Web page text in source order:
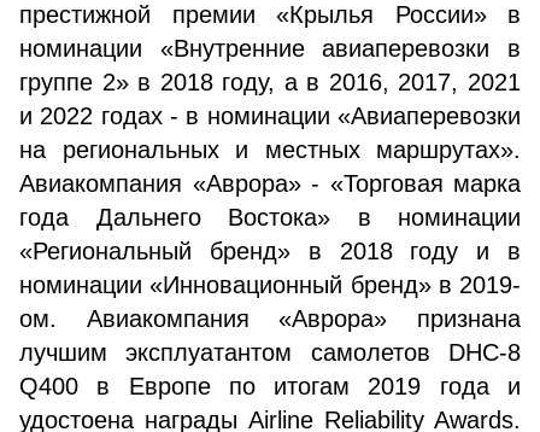
престижной премии «Крылья России» в
номинации «Внутренние авиаперевозки в
группе 2» в 2018 году, а в 2016, 2017, 2021
и 2022 годах - в номинации «Авиаперевозки
на региональных и местных маршрутах».
Авиакомпания «Аврора» - «Торговая марка
года Дальнего Востока» в номинации
«Региональный бренд» в 2018 году и в
номинации «Инновационный бренд» в 2019-
ом. Авиакомпания «Аврора» признана
лучшим эксплуатантом самолетов DHC-8
Q400 в Европе по итогам 2019 года и
удостоена награды Airline Reliability Awards.